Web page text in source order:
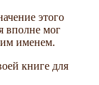
этого
вполне мог
именем.
книге для